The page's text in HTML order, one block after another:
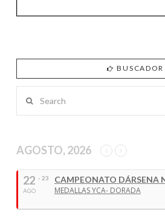
BUSCADOR
AGOSTO, 2026
22
AGO
- 23
CAMPEONATO DÁRSENA
MEDALLAS YCA- DORADA